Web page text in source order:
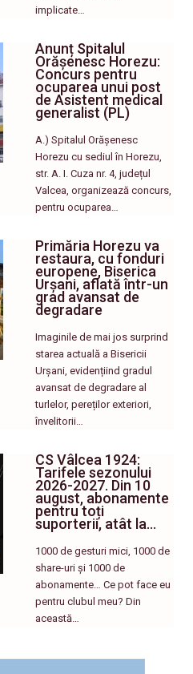
implicate…
Anunț Spitalul
Orășenesc Horezu:
Concurs pentru
ocuparea unui post
de Asistent medical
generalist (PL)
A.) Spitalul Orășenesc
Horezu cu sediul în Horezu,
str. A. I. Cuza nr. 4, județul
Valcea, organizează concurs,
pentru ocuparea…
Primăria Horezu va
restaura, cu fonduri
europene, Biserica
Urșani, aflată într-un
grad avansat de
degradare
Imaginile de mai jos surprind
starea actuală a Bisericii
Urșani, evidențiind gradul
avansat de degradare al
turlelor, pereților exteriori,
învelitorii…
CS Vâlcea 1924:
Tarifele sezonului
2026-2027. Din 10
august, abonamente
pentru toți
suporterii, atât la…
1000 de gesturi mici, 1000 de
share-uri și 1000 de
abonamente… Ce pot face eu
pentru clubul meu? Din
această…